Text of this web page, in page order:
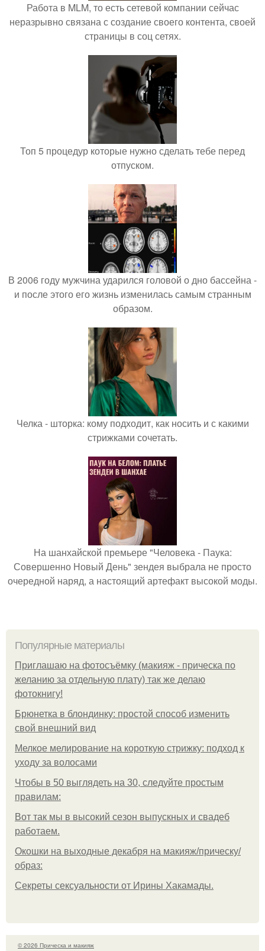
Работа в MLM, то есть сетевой компании сейчас
неразрывно связана с создание своего контента, своей
страницы в соц сетях.
Топ 5 процедур которые нужно сделать тебе перед
отпуском.
В 2006 году мужчина ударился головой о дно бассейна -
и после этого его жизнь изменилась самым странным
образом.
Челка - шторка: кому подходит, как носить и с какими
стрижками сочетать.
На шанхайской премьере "Человека - Паука:
Совершенно Новый День" зендея выбрала не просто
очередной наряд, а настоящий артефакт высокой моды.
Популярные материалы
Приглашаю на фотосъёмку (макияж - прическа по
желанию за отдельную плату) так же делаю
фотокнигу!
Брюнетка в блондинку: простой способ изменить
свой внешний вид
Мелкое мелирование на короткую стрижку: подход к
уходу за волосами
Чтобы в 50 выглядеть на 30, следуйте простым
правилам:
Вот так мы в высокий сезон выпускных и свадеб
работаем.
Окошки на выходные декабря на макияж/прическу/
образ:
Секреты сексуальности от Ирины Хакамады.
© 2026 Прическа и макияж